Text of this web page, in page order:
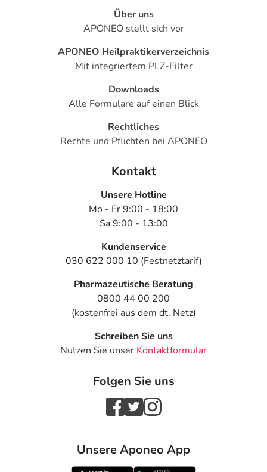
Über uns
APONEO stellt sich vor
APONEO Heilpraktikerverzeichnis
Mit integriertem PLZ-Filter
Downloads
Alle Formulare auf einen Blick
Rechtliches
Rechte und Pflichten bei APONEO
Kontakt
Unsere Hotline
Mo - Fr 9:00 - 18:00
Sa 9:00 - 13:00
Kundenservice
030 622 000 10 (Festnetztarif)
Pharmazeutische Beratung
0800 44 00 200
(kostenfrei aus dem dt. Netz)
Schreiben Sie uns
Nutzen Sie unser Kontaktformular
Folgen Sie uns
Unsere Aponeo App